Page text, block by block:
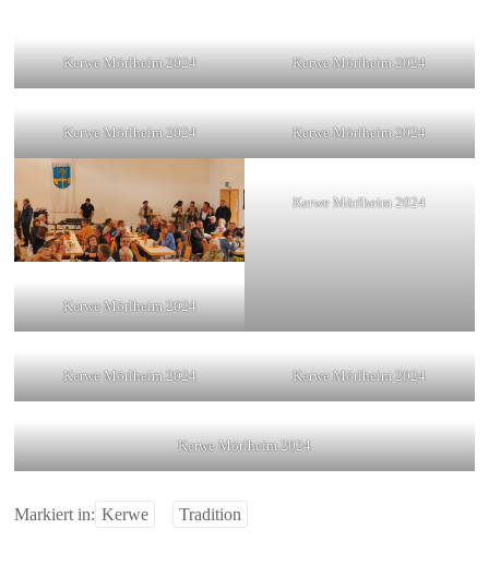
Kerwe Mörlheim 2024 Kerwe Mörlheim 2024
Kerwe Mörlheim 2024 Kerwe Mörlheim 2024
Kerwe Mörlheim 2024
Kerwe Mörlheim 2024
Kerwe Mörlheim 2024 Kerwe Mörlheim 2024
Kerwe Mörlheim 2024
Markiert in: Kerwe Tradition